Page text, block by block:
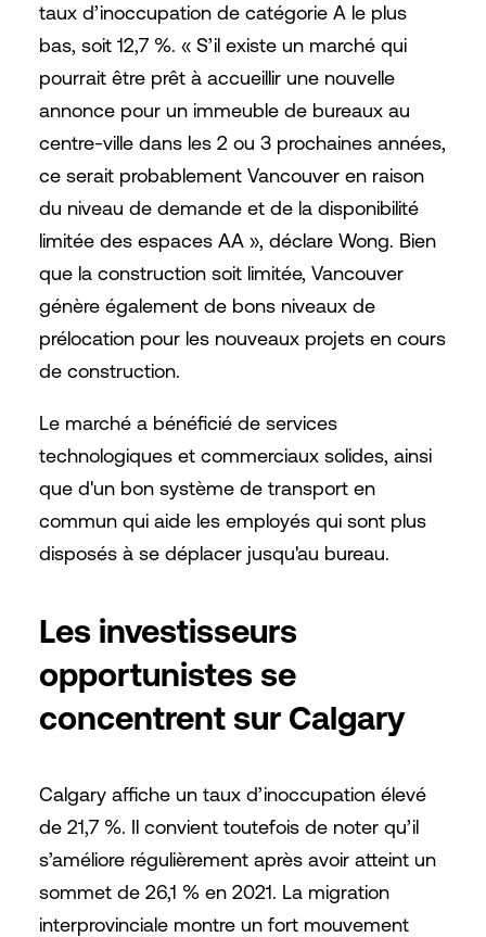
taux d’inoccupation de catégorie A le plus
bas, soit 12,7 %. « S’il existe un marché qui
pourrait être prêt à accueillir une nouvelle
annonce pour un immeuble de bureaux au
centre-ville dans les 2 ou 3 prochaines années,
ce serait probablement Vancouver en raison
du niveau de demande et de la disponibilité
limitée des espaces AA », déclare Wong. Bien
que la construction soit limitée, Vancouver
génère également de bons niveaux de
prélocation pour les nouveaux projets en cours
de construction.
Le marché a bénéficié de services
technologiques et commerciaux solides, ainsi
que d'un bon système de transport en
commun qui aide les employés qui sont plus
disposés à se déplacer jusqu'au bureau.
Les investisseurs
opportunistes se
concentrent sur Calgary
Calgary affiche un taux d’inoccupation élevé
de 21,7 %. Il convient toutefois de noter qu’il
s’améliore régulièrement après avoir atteint un
sommet de 26,1 % en 2021. La migration
interprovinciale montre un fort mouvement